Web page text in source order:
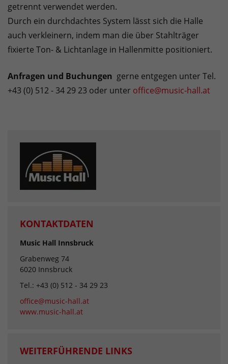
getrennt verwendet werden.
Durch ein durchdachtes System lässt sich die Halle
auch verkleinern, indem man die über Stahlträger
fixierte Ton- & Lichtanlage in Hallenmitte positioniert.
Anfragen und Buchungen gerne entgegen unter Tel.
+43 (0) 512 - 34 29 23 oder unter office@music-hall.at
KONTAKTDATEN
Music Hall Innsbruck
Grabenweg 74
6020 Innsbruck
Tel.: +43 (0) 512 - 34 29 23
office@music-hall.at
www.music-hall.at
WEITERFÜHRENDE LINKS